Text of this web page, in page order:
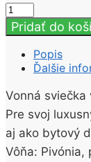
množstvo
Luxury
Bouquet
Luxusná
vonná
sviečka
v
skle
Polnočná
pivónia
150g
Pridať do
Popis
Ďalšie
Vonná
Pre svoj
aj ako bytový
Vôňa: Pivónia,